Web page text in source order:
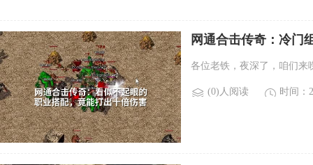
网通合击传奇：冷门
各位老铁，夜深了，咱们来
(0)人阅读 时间：